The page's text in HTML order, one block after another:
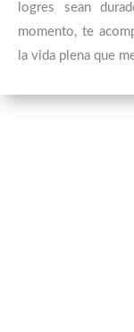
logres sean
momento, te
la vida plena que